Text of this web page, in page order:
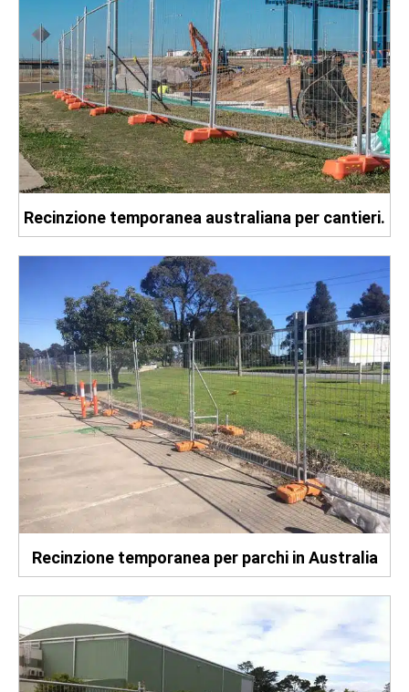
Recinzione temporanea australiana per cantieri.
Recinzione temporanea per parchi in Australia